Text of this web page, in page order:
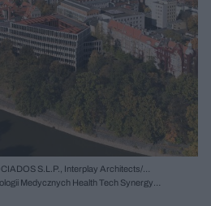
S.L.P., Interplay Architects/
Medycznych Health Tech Synergy